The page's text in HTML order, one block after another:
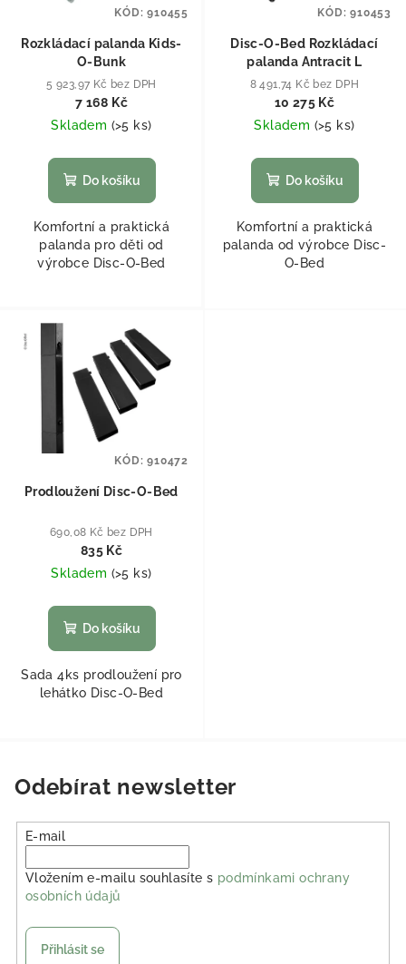
Rozkládací palanda Kids-
O-Bunk
5 923,97 Kč bez DPH
7 168 Kč
Skladem (>5 ks)
Do košíku
Komfortní a praktická
palanda pro děti od
výrobce Disc-O-Bed
KÓD:910455
Disc-O-Bed Rozkládací
palanda Antracit L
8 491,74 Kč bez DPH
10 275 Kč
Skladem (>5 ks)
Do košíku
Komfortní a praktická
palanda od výrobce Disc-
O-Bed
KÓD:910453
Prodloužení Disc-O-Bed
690,08 Kč bez DPH
835 Kč
Skladem (>5 ks)
Do košíku
Sada 4ks prodloužení pro
lehátko Disc-O-Bed
KÓD:910472
Odebírat newsletter
E-mail
Vložením e-mailu souhlasíte s podmínkami ochrany
osobních údajů
Přihlásit se